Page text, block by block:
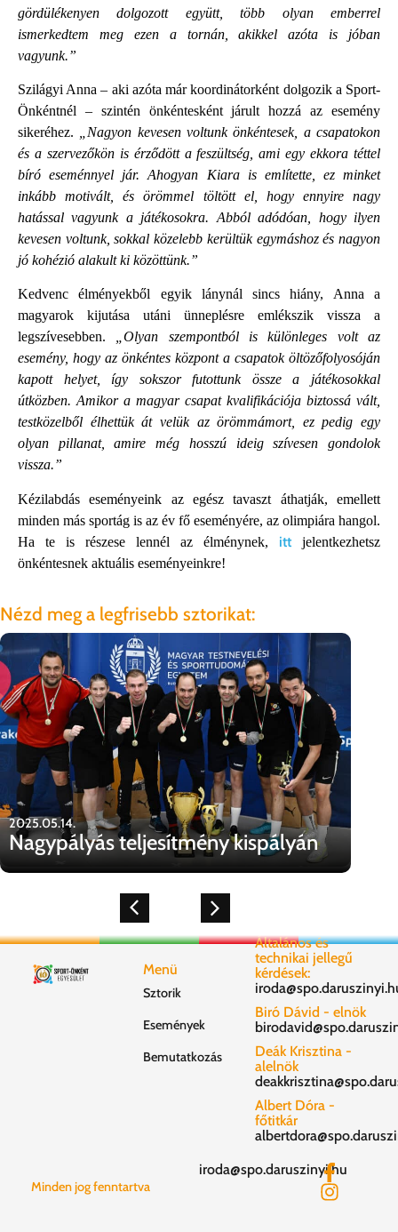
gördülékenyen dolgozott együtt, több olyan emberrel
ismerkedtem meg ezen a tornán, akikkel azóta is jóban
vagyunk.”
Szilágyi Anna – aki azóta már koordinátorként dolgozik a Sport-
Önkéntnél – szintén önkéntesként járult hozzá az esemény
sikeréhez.
„Nagyon kevesen voltunk önkéntesek, a csapatokon
és a szervezőkön is érződött a feszültség, ami egy ekkora téttel
bíró eseménnyel jár. Ahogyan Kiara is említette, ez minket
inkább motivált, és örömmel töltött el, hogy ennyire nagy
hatással vagyunk a játékosokra. Abból adódóan, hogy ilyen
kevesen voltunk, sokkal közelebb kerültük egymáshoz és nagyon
jó kohézió alakult ki közöttünk.”
Kedvenc élményekből egyik lánynál sincs hiány, Anna a
magyarok kijutása utáni ünneplésre emlékszik vissza a
legszívesebben.
„Olyan szempontból is különleges volt az
esemény, hogy az önkéntes központ a csapatok öltözőfolyosóján
kapott helyet, így sokszor futottunk össze a játékosokkal
útközben. Amikor a magyar csapat kvalifikációja biztossá vált,
testközelből élhettük át velük az örömmámort, ez pedig egy
olyan pillanat, amire még hosszú ideig szívesen gondolok
vissza.”
Kézilabdás eseményeink az egész tavaszt áthatják, emellett
minden más sportág is az év fő eseményére, az olimpiára hangol.
Ha te is részese lennél az élménynek, ittjelentkezhetsz
önkéntesnek aktuális eseményeinkre!
Nézd meg a legfrisebb sztorikat:
2025.05.14.
Nagypályás teljesítmény kispályán
Menü
Sztorik
Események
Bemutatkozás
Általános és
technikai jellegű
kérdések:
Biró Dávid - elnök
Deák Krisztina -
alelnök
Albert Dóra -
főtitkár
Minden jog fenntartva
iroda@spo.daruszinyi.hu